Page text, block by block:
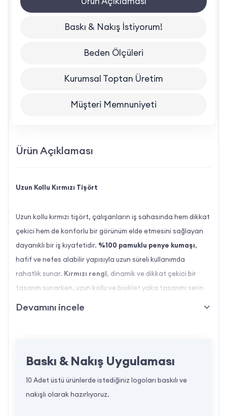
Baskı & Nakış İstiyorum!
Beden Ölçüleri
Kurumsal Toptan Üretim
Müşteri Memnuniyeti
Ürün Açıklaması
Uzun Kollu Kırmızı Tişört
Uzun kollu kırmızı tişört, çalışanların iş sahasında hem dikkat
çekici hem de konforlu bir görünüm elde etmesini sağlayan
dayanıklı bir iş kıyafetidir. %100 pamuklu penye kumaşı,
hafif ve nefes alabilir yapısıyla uzun süreli kullanımda
rahatlık sunar. Kırmızı rengi, dinamik ve dikkat çekici bir
tasarım sunarken, uzun kollu ve bisiklet yaka tasarımı serin
nefes alabilir yapısıyla konfor sunar.
Devamını incele
Baskı & Nakış Uygulaması
10 Adet üstü ürünlerde istediğiniz logoları baskılı ve
nakışlı olarak hazırlıyoruz.